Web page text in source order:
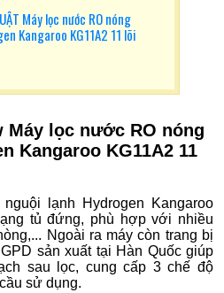
Máy lọc nước RO nóng
Kangaroo KG11A2 11 lõi
Máy lọc nước RO nóng
Kangaroo KG11A2 11
lạnh Hydrogen Kangaroo
tủ đứng, phù hợp với nhiều
Ngoài ra máy còn trang bị
sản xuất tại Hàn Quốc giúp
sau lọc, cung cấp 3 chế độ
sử dụng.